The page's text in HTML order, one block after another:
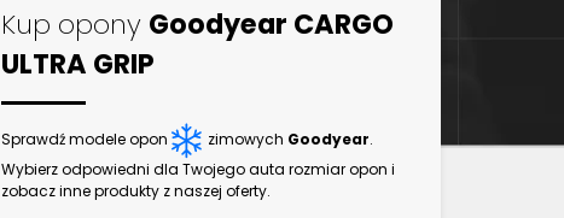
Kup opony Goodyear CARGO
ULTRA GRIP
Sprawdź modele opon zimowych Goodyear.
Wybierz odpowiedni dla Twojego auta rozmiar opon i
zobacz inne produkty z naszej oferty.